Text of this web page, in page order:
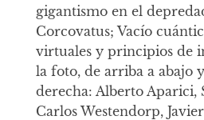
gigantismo en el
Corcovatus; Vacío
virtuales y principios de
la foto, de arriba a abajo
derecha: Alberto Aparici,
Carlos Westendorp,